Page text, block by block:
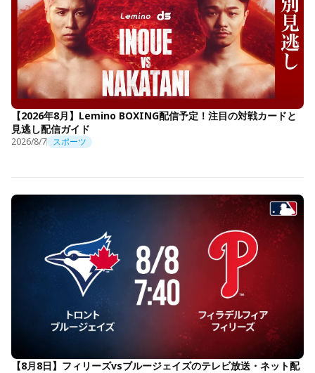
【2026年8月】Lemino BOXING配信予定！注目の対戦カードと
見逃し配信ガイド
2026/8/7 スポーツ
【8月8日】フィリーズvsブルージェイズのテレビ放送・ネット配